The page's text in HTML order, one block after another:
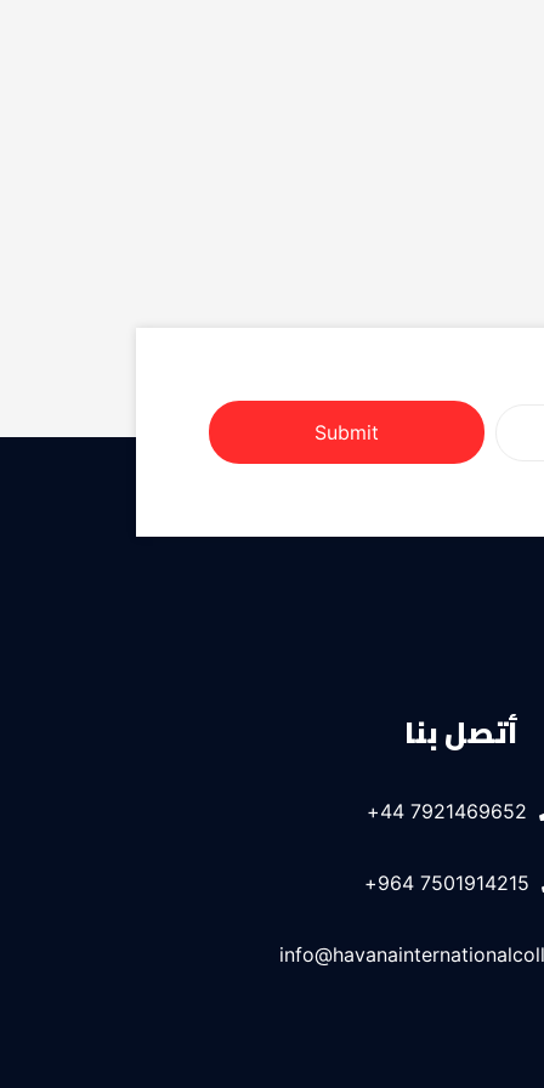
Submit
أتصل بنا
7921469652 44+
7501914215 964+